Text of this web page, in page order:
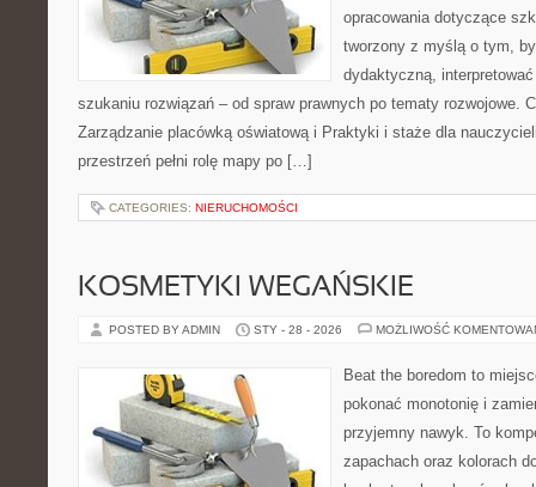
opracowania dotyczące
tworzony z myślą o tym,
dydaktyczną,
szukaniu rozwiązań – od spraw prawnych po tematy rozwojowe.
Zarządzanie placówką oświatową i Praktyki i staże dla
przestrzeń pełni rolę mapy po […]
CATEGORIES: NIERUCHOMOŚCI
KOSMETYKI WEGAŃSKIE
POSTED BY ADMIN STY - 28 - 2026 MOŻLIWOŚĆ
Beat the boredom to
pokonać monotonię i
przyjemny nawyk. To
zapachach oraz kolorach